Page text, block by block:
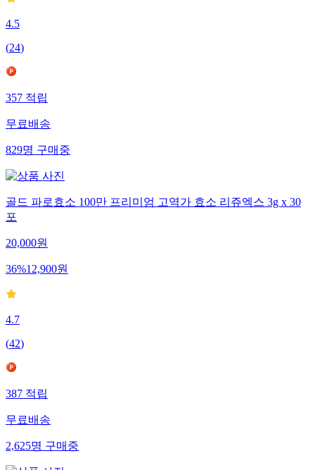
4.5
(24)
357적립
무료배송
829명구매중
골드 파로효소 100만 프리미엄 고역가 효소 리쥬엑스 3g x 30
포
20,000원
36%12,900원
4.7
(42)
387적립
무료배송
2,625명구매중